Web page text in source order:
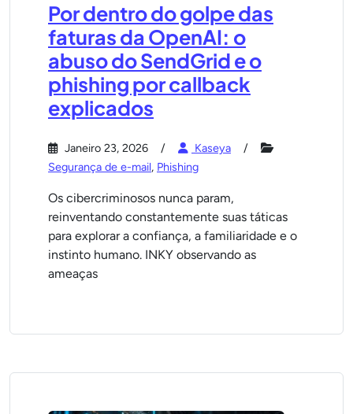
Por dentro do golpe das
faturas da OpenAI: o
abuso do SendGrid e o
phishing por callback
explicados
Janeiro 23, 2026
Kaseya
Segurança de e-mail, Phishing
Os cibercriminosos nunca param,
reinventando constantemente suas táticas
para explorar a confiança, a familiaridade e o
instinto humano. INKY observando as
ameaças